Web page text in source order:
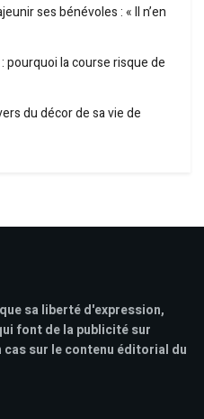
ses bénévoles : « Il n’en
pourquoi la course risque de
du décor de sa vie de
sa liberté d'expression,
font de la publicité sur
sur le contenu éditorial du